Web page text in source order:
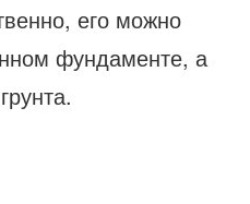
его можно
фундаменте, а